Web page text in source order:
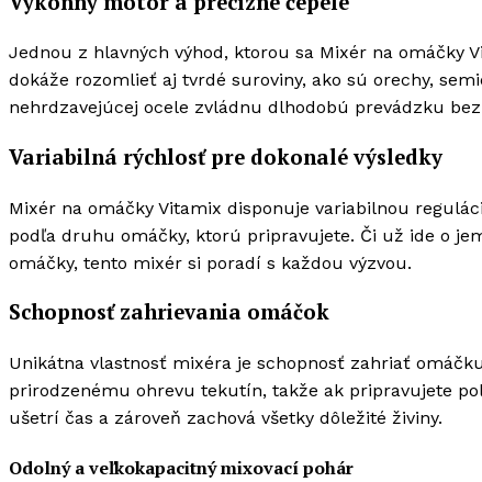
Jednou z hlavných výhod, ktorou sa Mixér na omáčky
dokáže rozomlieť aj tvrdé suroviny, ako sú orechy,
nehrdzavejúcej ocele zvládnu dlhodobú prevádzku
Variabilná rýchlosť pre dokonalé výsledky
Mixér na omáčky Vitamix disponuje variabilnou
podľa druhu omáčky, ktorú pripravujete. Či už ide o
omáčky, tento mixér si poradí s každou výzvou.
Schopnosť zahrievania omáčok
Unikátna vlastnosť mixéra je schopnosť zahriať
prirodzenému ohrevu tekutín, takže ak pripravujete
ušetrí čas a zároveň zachová všetky dôležité živiny.
Odolný a veľkokapacitný mixovací pohár